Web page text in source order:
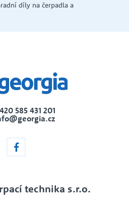
díly na čerpadla a
585 431 201
technika s.r.o.